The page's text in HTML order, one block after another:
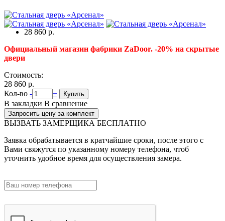
28 860 р.
Официальный магазин фабрики ZaDoor. -20% на скрытые
двери
Стоимость:
28 860 р.
Кол-во - + Купить
В закладки В сравнение
Запросить цену за комплект
ВЫЗВАТЬ ЗАМЕРЩИКА БЕСПЛАТНО
Заявка обрабатывается в кратчайшие сроки, после этого с
Вами свяжутся по указанному номеру телефона, чтоб
уточнить удобное время для осуществления замера.